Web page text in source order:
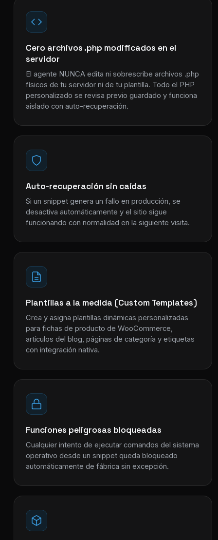
Cero archivos .php modificados en el
servidor
El agente NUNCA edita ni sobrescribe archivos .php
físicos de tu servidor ni de tu plantilla. Todo el PHP
personalizado se revisa previo guardado y funciona
aislado con auto-recuperación.
Auto-recuperación sin caídas
Si un snippet genera un fallo en producción, se
desactiva automáticamente y el sitio sigue
funcionando con normalidad en la siguiente visita.
Plantillas a la medida (Custom Templates)
Crea y asigna plantillas dinámicas personalizadas
para fichas de producto de WooCommerce,
artículos del blog, páginas de categoría y etiquetas
con integración nativa.
Funciones peligrosas bloqueadas
Cualquier intento de ejecutar comandos del sistema
operativo desde un snippet queda bloqueado
automáticamente de fábrica sin excepción.